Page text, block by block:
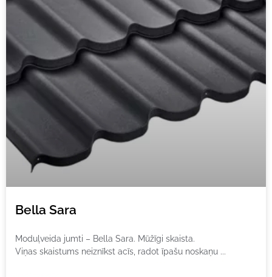
Bella Sara
Moduļveida jumti – Bella Sara. Mūžīgi skaista.
Viņas skaistums neiznīkst acīs, radot īpašu noskaņu